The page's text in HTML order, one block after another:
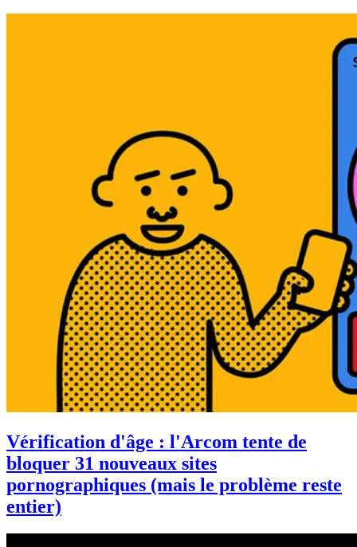
Vérification d'âge : l'Arcom tente de
bloquer 31 nouveaux sites
pornographiques (mais le problème reste
entier)